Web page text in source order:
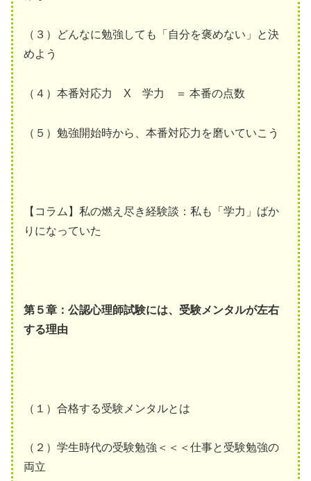
（３）どんなに勉強しても「自分を褒めない」と決
めよう
（４）本番対応力 X 学力 ＝ 本番の点数
（５）勉強開始時から、本番対応力を磨いていこう
【コラム】私の燃え尽き経験談：私も「学力」ばか
りになっていた
第５章：公認心理師試験には、受験メンタルが左右
する理由
（１）合格する受験メンタルとは
（２）学生時代の受験勉強＜＜＜仕事と受験勉強の
両立